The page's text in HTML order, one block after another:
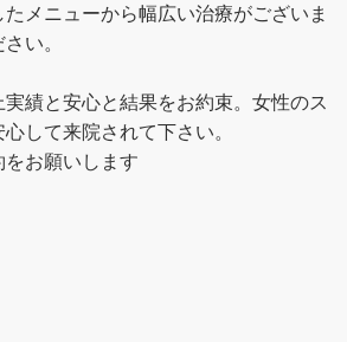
メニューから幅広い治療がございま
い。
績と安心と結果をお約束。女性のス
して来院されて下さい。
お願いします